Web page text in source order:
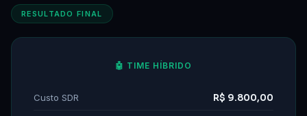
RESULTADO FINAL
🤖 TIME HÍBRIDO
Custo SDR R$ 9.800,00